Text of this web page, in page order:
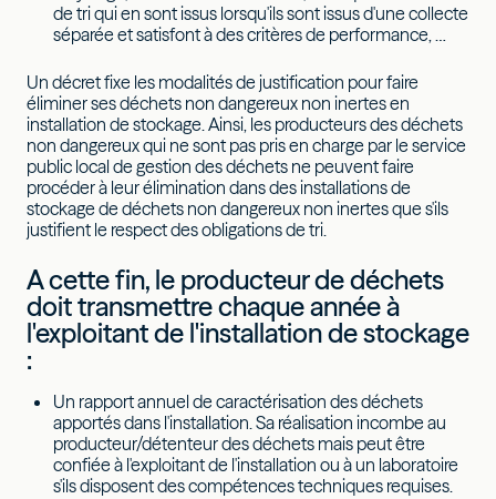
de tri qui en sont issus lorsqu'ils sont issus d'une collecte
séparée et satisfont à des critères de performance, …
Un décret fixe les modalités de justification pour faire
éliminer ses déchets non dangereux non inertes en
installation de stockage. Ainsi, les producteurs des déchets
non dangereux qui ne sont pas pris en charge par le service
public local de gestion des déchets ne peuvent faire
procéder à leur élimination dans des installations de
stockage de déchets non dangereux non inertes que s'ils
justifient le respect des obligations de tri.
A cette fin, le producteur de déchets
doit transmettre chaque année à
l'exploitant de l'installation de stockage
:
Un rapport annuel de caractérisation des déchets
apportés dans l'installation. Sa réalisation incombe au
producteur/détenteur des déchets mais peut être
confiée à l'exploitant de l'installation ou à un laboratoire
s'ils disposent des compétences techniques requises.